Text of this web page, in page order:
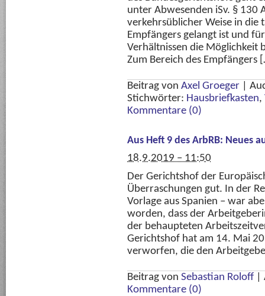
unter Abwesenden iSv. § 130
verkehrsüblicher Weise in die
Empfängers gelangt ist und
Verhältnissen die Möglichkeit
Zum Bereich des Empfängers
Beitrag von Axel Groeger
Stichwörter: Hausbriefkasten,
Kommentare (0)
Aus Heft 9 des ArbRB: Neues
18.9.2019 – 11:50
Der Gerichtshof der
Überraschungen gut. In der
Vorlage aus Spanien – war
worden, dass der
der behaupteten
Gerichtshof hat am 14. Mai
verworfen, die den
Beitrag von Sebastian Roloff
Kommentare (0)